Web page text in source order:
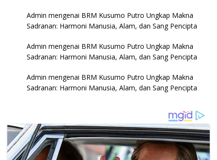
Admin mengenai BRM Kusumo Putro Ungkap Makna
Sadranan: Harmoni Manusia, Alam, dan Sang Pencipta
Admin mengenai BRM Kusumo Putro Ungkap Makna
Sadranan: Harmoni Manusia, Alam, dan Sang Pencipta
Admin mengenai BRM Kusumo Putro Ungkap Makna
Sadranan: Harmoni Manusia, Alam, dan Sang Pencipta